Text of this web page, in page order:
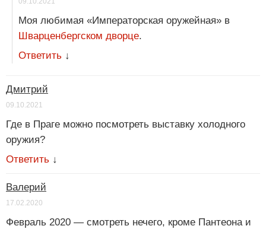
Моя любимая «Императорская оружейная» в
Шварценбергском дворце.
Ответить ↓
Дмитрий
09.10.2021
Где в Праге можно посмотреть выставку холодного
оружия?
Ответить ↓
Валерий
17.02.2020
Февраль 2020 — смотреть нечего, кроме Пантеона и